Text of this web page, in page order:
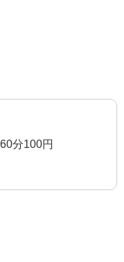
分100円